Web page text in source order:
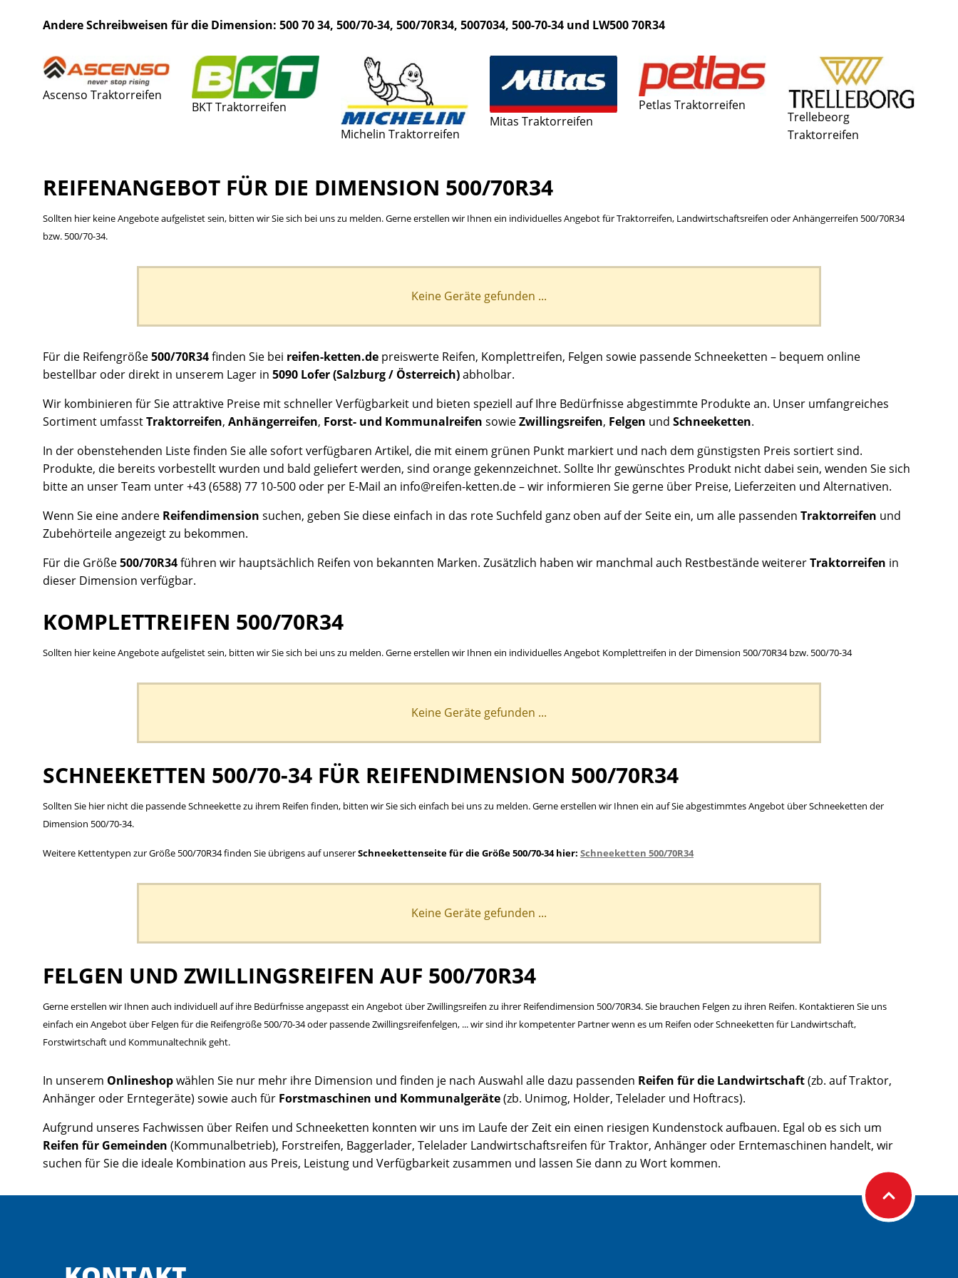
Andere Schreibweisen für die Dimension: 500 70 34, 500/70-34, 500/70R34, 5007034, 500-70-34 und LW500 70R34
Ascenso Traktorreifen
BKT Traktorreifen
Michelin Traktorreifen
Mitas Traktorreifen
Petlas Traktorreifen
Trellebeorg
Traktorreifen
REIFENANGEBOT FÜR DIE DIMENSION 500/70R34
Sollten hier keine Angebote aufgelistet sein, bitten wir Sie sich bei uns zu melden. Gerne erstellen wir Ihnen ein individuelles Angebot für Traktorreifen, Landwirtschaftsreifen oder Anhängerreifen 500/70R34
bzw. 500/70-34.
Keine Geräte gefunden ...
Für die Reifengröße500/70R34finden Sie bei reifen-ketten.de preiswerte Reifen, Komplettreifen, Felgen sowie passende Schneeketten – bequem online
bestellbar oder direkt in unserem Lager in 5090 Lofer (Salzburg / Österreich)abholbar.
Wir kombinieren für Sie attraktive Preise mit schneller Verfügbarkeit und bieten speziell auf Ihre Bedürfnisse abgestimmte Produkte an. Unser umfangreiches
Sortiment umfasstTraktorreifen, Anhängerreifen, Forst- und Kommunalreifen sowieZwillingsreifen, Felgen und Schneeketten.
In der obenstehenden Liste finden Sie alle sofort verfügbaren Artikel, die mit einem grünen Punkt markiert und nach dem günstigsten Preis sortiert sind.
Produkte, die bereits vorbestellt wurden und bald geliefert werden, sind orange gekennzeichnet. Sollte Ihr gewünschtes Produkt nicht dabei sein, wenden Sie sich
bitte an unser Team unter +43 (6588) 77 10-500 oder per E-Mail an info@reifen-ketten.de – wir informieren Sie gerne über Preise, Lieferzeiten und Alternativen.
Wenn Sie eine andere Reifendimension suchen, geben Sie diese einfach in das rote Suchfeld ganz oben auf der Seite ein, um alle passenden Traktorreifen und
Zubehörteile angezeigt zu bekommen.
Für die Größe500/70R34führen wir hauptsächlich Reifen von bekannten Marken. Zusätzlich haben wir manchmal auch Restbestände weitererTraktorreifen in
dieser Dimension verfügbar.
KOMPLETTREIFEN 500/70R34
Sollten hier keine Angebote aufgelistet sein, bitten wir Sie sich bei uns zu melden. Gerne erstellen wir Ihnen ein individuelles Angebot Komplettreifen in der Dimension 500/70R34 bzw. 500/70-34
Keine Geräte gefunden ...
SCHNEEKETTEN 500/70-34 FÜR REIFENDIMENSION 500/70R34
Sollten Sie hier nicht die passende Schneekette zu ihrem Reifen finden, bitten wir Sie sich einfach bei uns zu melden. Gerne erstellen wir Ihnen ein auf Sie abgestimmtes Angebot über Schneeketten der
Dimension 500/70-34.
Weitere Kettentypen zur Größe 500/70R34 finden Sie übrigens auf unsererSchneekettenseite für die Größe 500/70-34 hier: Schneeketten 500/70R34
Keine Geräte gefunden ...
FELGEN UND ZWILLINGSREIFEN AUF 500/70R34
Gerne erstellen wir Ihnen auch individuell auf ihre Bedürfnisse angepasst ein Angebot über Zwillingsreifen zu ihrer Reifendimension 500/70R34. Sie brauchen Felgen zu ihren Reifen. Kontaktieren Sie uns
einfach ein Angebot über Felgen für die Reifengröße 500/70-34 oder passende Zwillingsreifenfelgen, ... wir sind ihr kompetenter Partner wenn es um Reifen oder Schneeketten für Landwirtschaft,
Forstwirtschaft und Kommunaltechnik geht.
In unserem Onlineshopwählen Sie nur mehr ihre Dimension und finden je nach Auswahl alle dazu passenden Reifen für die Landwirtschaft(zb. auf Traktor,
Anhänger oder Erntegeräte) sowie auch für Forstmaschinen und Kommunalgeräte(zb. Unimog, Holder, Telelader und Hoftracs).
Aufgrund unseres Fachwissen über Reifen und Schneeketten konnten wir uns im Laufe der Zeit ein einen riesigen Kundenstock aufbauen. Egal ob es sich um
Reifen für Gemeinden (Kommunalbetrieb), Forstreifen, Baggerlader, Telelader Landwirtschaftsreifen für Traktor, Anhänger oder Erntemaschinen handelt, wir
suchen für Sie die ideale Kombination aus Preis, Leistung und Verfügbarkeit zusammen und lassen Sie dann zu Wort kommen.